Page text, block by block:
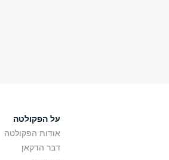
על הפקולטה
אודות הפקולטה
דבר הדקאן